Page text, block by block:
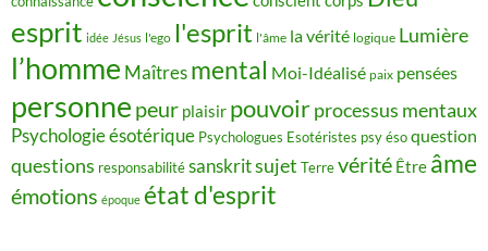
esprit idée Jésus l'ego l'esprit l'âme la vérité logique Lumière
l’homme Maîtres mental Moi-Idéalisé paix pensées
personne peur plaisir pouvoirprocessus mentaux
Psychologie ésotérique Psychologues Esotéristes psy ésoquestion
questions responsabilitésanskritsujet Terrevérité Être âme
émotions époque état d'esprit